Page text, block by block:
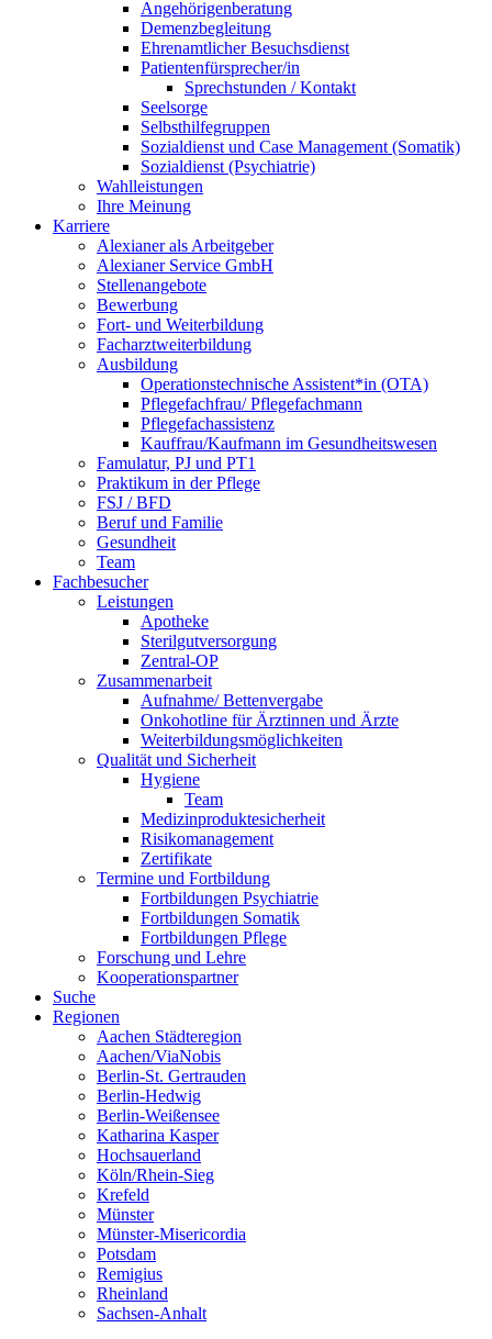
Angehörigenberatung
Demenzbegleitung
Ehrenamtlicher Besuchsdienst
Patientenfürsprecher/in
Sprechstunden / Kontakt
Seelsorge
Selbsthilfegruppen
Sozialdienst und Case Management (Somatik)
Sozialdienst (Psychiatrie)
Wahlleistungen
Ihre Meinung
Karriere
Alexianer als Arbeitgeber
Alexianer Service GmbH
Stellenangebote
Bewerbung
Fort- und Weiterbildung
Facharztweiterbildung
Ausbildung
Operationstechnische Assistent*in (OTA)
Pflegefachfrau/ Pflegefachmann
Pflegefachassistenz
Kauffrau/Kaufmann im Gesundheitswesen
Famulatur, PJ und PT1
Praktikum in der Pflege
FSJ / BFD
Beruf und Familie
Gesundheit
Team
Fachbesucher
Leistungen
Apotheke
Sterilgutversorgung
Zentral-OP
Zusammenarbeit
Aufnahme/ Bettenvergabe
Onkohotline für Ärztinnen und Ärzte
Weiterbildungsmöglichkeiten
Qualität und Sicherheit
Hygiene
Team
Medizinproduktesicherheit
Risikomanagement
Zertifikate
Termine und Fortbildung
Fortbildungen Psychiatrie
Fortbildungen Somatik
Fortbildungen Pflege
Forschung und Lehre
Kooperationspartner
Suche
Regionen
Aachen Städteregion
Aachen/ViaNobis
Berlin-St. Gertrauden
Berlin-Hedwig
Berlin-Weißensee
Katharina Kasper
Hochsauerland
Köln/Rhein-Sieg
Krefeld
Münster
Münster-Misericordia
Potsdam
Remigius
Rheinland
Sachsen-Anhalt